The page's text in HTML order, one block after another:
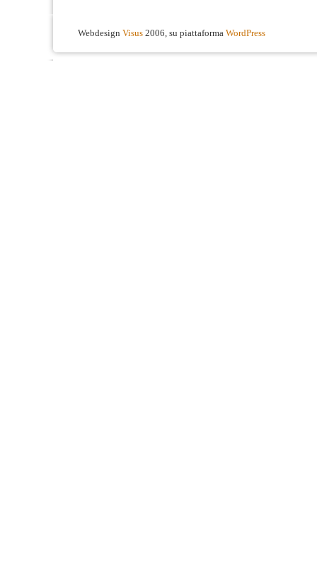
Webdesign Visus 2006, su piattaforma WordPress